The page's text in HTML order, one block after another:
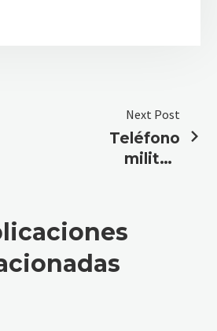
Next Post
Teléfono
militar:
Alcance